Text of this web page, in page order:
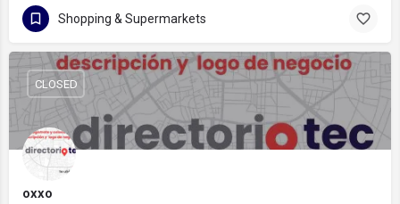
Shopping & Supermarkets
oxxo
CLOSED